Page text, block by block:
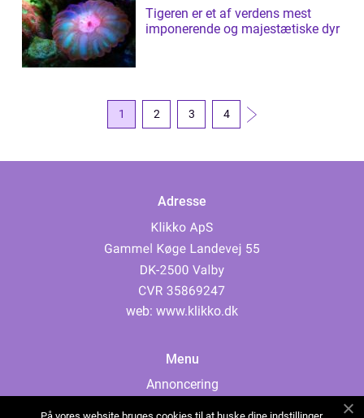
Tigeren er et af verdens mest
imponerende og majestætiske dyr
1 2 3 4
Adresse
web: www.klikko.dk
Menu
Annoncering